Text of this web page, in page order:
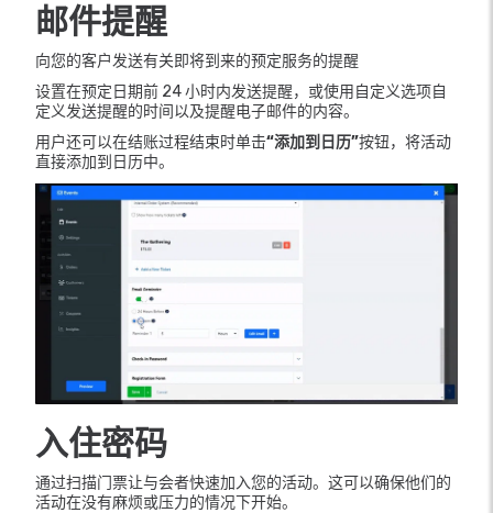
邮件提醒
向您的客户发送有关即将到来的预定服务的提醒
设置在预定日期前 24 小时内发送提醒，或使用自定义选项自
定义发送提醒的时间以及提醒电子邮件的内容。
用户还可以在结账过程结束时单击“添加到日历”按钮，将活动
直接添加到日历中。
入住密码
通过扫描门票让与会者快速加入您的活动。这可以确保他们的
活动在没有麻烦或压力的情况下开始。